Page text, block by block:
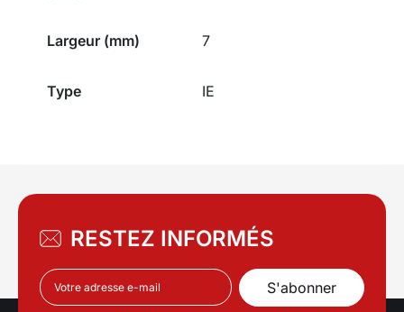
Largeur (mm) 7
Type IE
RESTEZ INFORMÉS